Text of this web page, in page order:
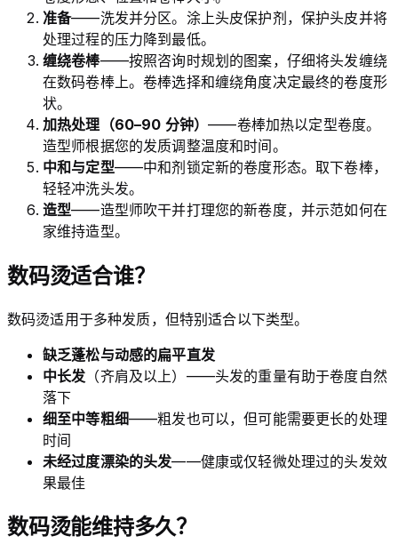
准备——洗发并分区。涂上头皮保护剂，保护头皮并将
处理过程的压力降到最低。
缠绕卷棒——按照咨询时规划的图案，仔细将头发缠绕
在数码卷棒上。卷棒选择和缠绕角度决定最终的卷度形
状。
加热处理（60–90 分钟）——卷棒加热以定型卷度。
造型师根据您的发质调整温度和时间。
中和与定型——中和剂锁定新的卷度形态。取下卷棒，
轻轻冲洗头发。
造型——造型师吹干并打理您的新卷度，并示范如何在
家维持造型。
数码烫适合谁？
数码烫适用于多种发质，但特别适合以下类型。
缺乏蓬松与动感的扁平直发
中长发 （齐肩及以上）——头发的重量有助于卷度自然
落下
细至中等粗细——粗发也可以，但可能需要更长的处理
时间
未经过度漂染的头发——健康或仅轻微处理过的头发效
果最佳
数码烫能维持多久？